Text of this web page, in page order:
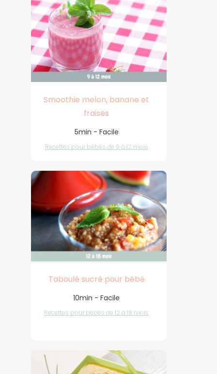
Smoothie melon, banane et
fraises
5min - Facile
Recettes pour bébés de 9 à 12 mois
Taboulé sucré pour bébé
10min - Facile
Recettes pour bébés de 12 à 18 mois